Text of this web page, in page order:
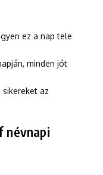
ez a nap tele
minden jót
az
névnapi